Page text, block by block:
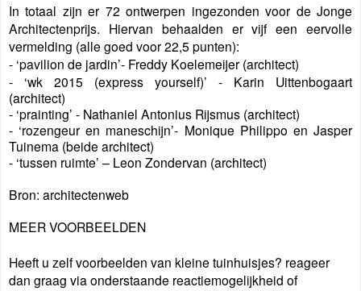
In totaal zijn er 72 ontwerpen ingezonden voor de Jonge
Architectenprijs. Hiervan behaalden er vijf een eervolle
vermelding (alle goed voor 22,5 punten):
- ‘pavilion de jardin’- Freddy Koelemeijer (architect)
- ‘wk 2015 (express yourself)’ - Karin Uittenbogaart
(architect)
- ‘prainting’ - Nathaniel Antonius Rijsmus (architect)
- ‘rozengeur en maneschijn’- Monique Philippo en Jasper
Tuinema (beide architect)
- ‘tussen ruimte’ – Leon Zondervan (architect)
Bron: architectenweb
MEER VOORBEELDEN
Heeft u zelf voorbeelden van kleine tuinhuisjes? reageer
dan graag via onderstaande reactiemogelijkheid of